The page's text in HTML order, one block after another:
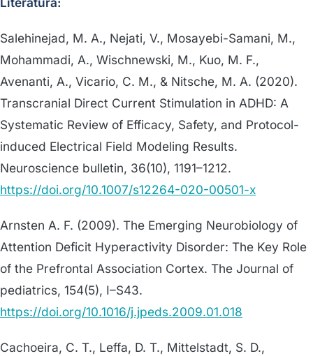
Salehinejad, M. A., Nejati, V., Mosayebi-Samani, M.,
Mohammadi, A., Wischnewski, M., Kuo, M. F.,
Avenanti, A., Vicario, C. M., & Nitsche, M. A. (2020).
Transcranial Direct Current Stimulation in ADHD: A
Systematic Review of Efficacy, Safety, and Protocol-
induced Electrical Field Modeling Results.
Neuroscience bulletin, 36(10), 1191–1212.
https://doi.org/10.1007/s12264-020-00501-x
Arnsten A. F. (2009). The Emerging Neurobiology of
Attention Deficit Hyperactivity Disorder: The Key Role
of the Prefrontal Association Cortex. The Journal of
pediatrics, 154(5), I–S43.
https://doi.org/10.1016/j.jpeds.2009.01.018
Cachoeira, C. T., Leffa, D. T., Mittelstadt, S. D.,